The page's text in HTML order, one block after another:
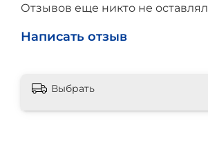
Отзывов еще никто не оставлял
Написать отзыв
Выбрать